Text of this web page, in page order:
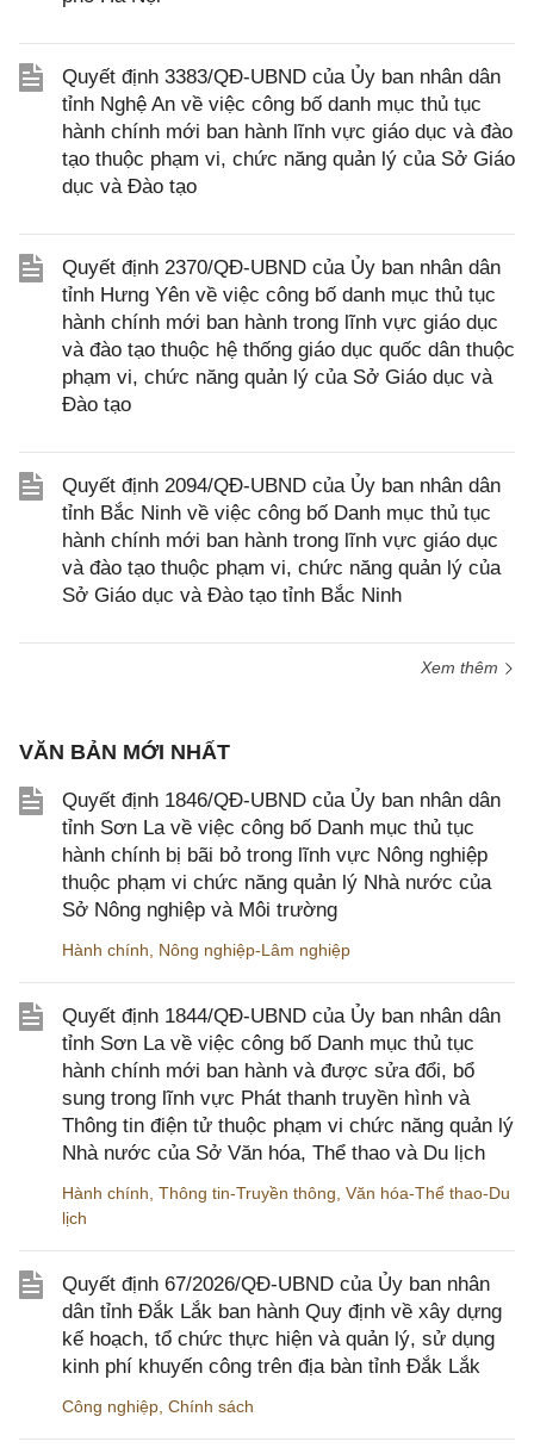
Quyết định 3383/QĐ-UBND của Ủy ban nhân dân
tỉnh Nghệ An về việc công bố danh mục thủ tục
hành chính mới ban hành lĩnh vực giáo dục và đào
tạo thuộc phạm vi, chức năng quản lý của Sở Giáo
dục và Đào tạo
Quyết định 2370/QĐ-UBND của Ủy ban nhân dân
tỉnh Hưng Yên về việc công bố danh mục thủ tục
hành chính mới ban hành trong lĩnh vực giáo dục
và đào tạo thuộc hệ thống giáo dục quốc dân thuộc
phạm vi, chức năng quản lý của Sở Giáo dục và
Đào tạo
Quyết định 2094/QĐ-UBND của Ủy ban nhân dân
tỉnh Bắc Ninh về việc công bố Danh mục thủ tục
hành chính mới ban hành trong lĩnh vực giáo dục
và đào tạo thuộc phạm vi, chức năng quản lý của
Sở Giáo dục và Đào tạo tỉnh Bắc Ninh
Xem thêm
VĂN BẢN MỚI NHẤT
Quyết định 1846/QĐ-UBND của Ủy ban nhân dân
tỉnh Sơn La về việc công bố Danh mục thủ tục
hành chính bị bãi bỏ trong lĩnh vực Nông nghiệp
thuộc phạm vi chức năng quản lý Nhà nước của
Sở Nông nghiệp và Môi trường
Hành chính Nông nghiệp-Lâm nghiệp
Quyết định 1844/QĐ-UBND của Ủy ban nhân dân
tỉnh Sơn La về việc công bố Danh mục thủ tục
hành chính mới ban hành và được sửa đổi, bổ
sung trong lĩnh vực Phát thanh truyền hình và
Thông tin điện tử thuộc phạm vi chức năng quản lý
Nhà nước của Sở Văn hóa, Thể thao và Du lịch
Hành chính Thông tin-Truyền thông Văn hóa-Thể thao-Du
lịch
Quyết định 67/2026/QĐ-UBND của Ủy ban nhân
dân tỉnh Đắk Lắk ban hành Quy định về xây dựng
kế hoạch, tổ chức thực hiện và quản lý, sử dụng
kinh phí khuyến công trên địa bàn tỉnh Đắk Lắk
Công nghiệp Chính sách